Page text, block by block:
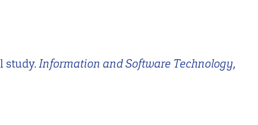
study.Information and Software Technology,